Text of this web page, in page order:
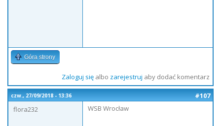
Góra strony
Zaloguj sięalbo zarejestruj aby dodać komentarz
czw., 27/09/2018 - 13:36
#107
flora232
WSB Wrocław